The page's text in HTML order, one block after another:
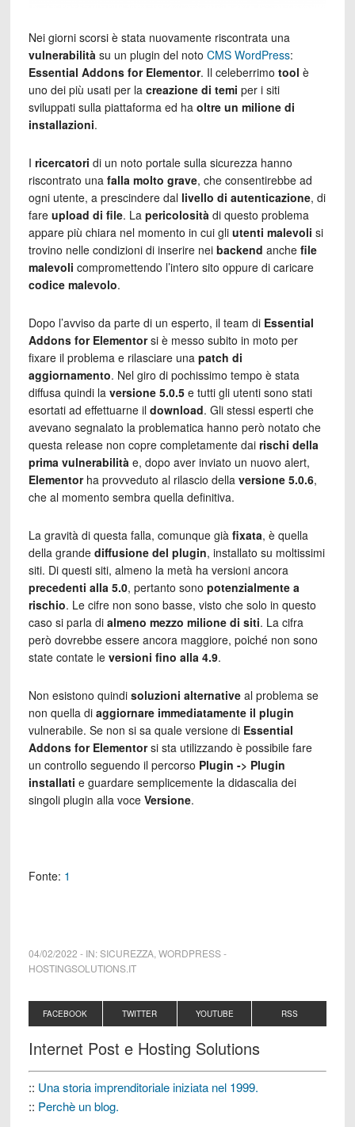
Nei giorni scorsi è stata nuovamente riscontrata una
vulnerabilità su un plugin del noto CMS WordPress:
Essential Addons for Elementor. Il celeberrimo tool è
uno dei più usati per la creazione di temi per i siti
sviluppati sulla piattaforma ed ha oltre un milione di
installazioni.
I ricercatori di un noto portale sulla sicurezza hanno
riscontrato una falla molto grave, che consentirebbe ad
ogni utente, a prescindere dal livello di autenticazione, di
fare upload di file. La pericolosità di questo problema
appare più chiara nel momento in cui gli utenti malevoli si
trovino nelle condizioni di inserire nei backend anche file
malevoli compromettendo l’intero sito oppure di caricare
codice malevolo.
Dopo l’avviso da parte di un esperto, il team di Essential
Addons for Elementorsi è messo subito in moto per
fixare il problema e rilasciare una patch di
aggiornamento. Nel giro di pochissimo tempo è stata
diffusa quindi la versione 5.0.5e tutti gli utenti sono stati
esortati ad effettuarne il download. Gli stessi esperti che
avevano segnalato la problematica hanno però notato che
questa release non copre completamente dai rischi della
prima vulnerabilità e, dopo aver inviato un nuovo alert,
Elementorha provveduto al rilascio della versione 5.0.6,
che al momento sembra quella definitiva.
La gravità di questa falla, comunque già fixata, è quella
della grande diffusione del plugin, installato su moltissimi
siti. Di questi siti, almeno la metà ha versioni ancora
precedenti alla 5.0, pertanto sono potenzialmente a
rischio. Le cifre non sono basse, visto che solo in questo
caso si parla di almeno mezzo milione di siti. La cifra
però dovrebbe essere ancora maggiore, poiché non sono
state contate le versioni fino alla 4.9.
Non esistono quindi soluzioni alternativeal problema se
non quella di aggiornare immediatamente il plugin
vulnerabile. Se non si sa quale versione di Essential
Addons for Elementorsi sta utilizzando è possibile fare
un controllo seguendo il percorso Plugin -> Plugin
installati e guardare semplicemente la didascalia dei
singoli plugin alla voce Versione.
Fonte: 1
04/02/2022 - IN:SICUREZZA, WORDPRESS-
HOSTINGSOLUTIONS.IT
FACEBOOK TWITTER YOUTUBE RSS
Internet Post e Hosting Solutions
:: Una storia imprenditoriale iniziata nel 1999.
:: Perchè un blog.